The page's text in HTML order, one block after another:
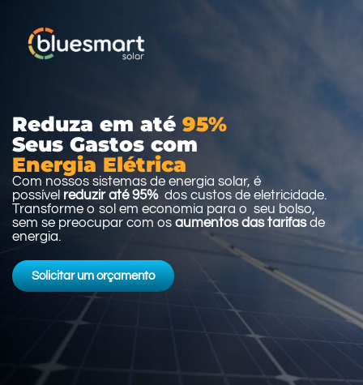
Reduza em até 95%
Seus Gastos com
Energia Elétrica
Com nossos sistemas de energia solar, é
possível reduzir até 95% dos custos de eletricidade.
Transforme o sol em economia para o seu bolso,
sem se preocupar com os aumentos das tarifasde
energia.
Solicitar um orçamento